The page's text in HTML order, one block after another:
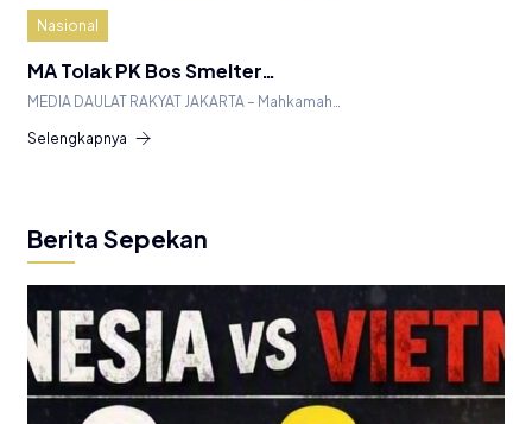
Nasional
MA Tolak PK Bos Smelter…
MEDIA DAULAT RAKYAT JAKARTA – Mahkamah…
Selengkapnya
Berita Sepekan